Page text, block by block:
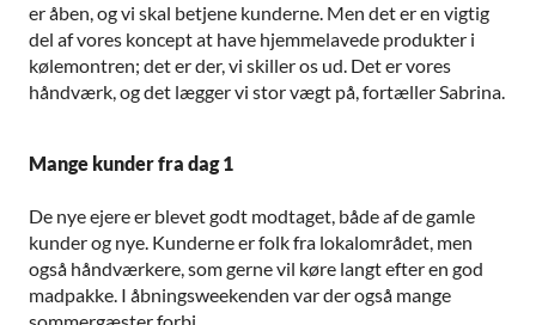
er åben, og vi skal betjene kunderne. Men det er en vigtig
del af vores koncept at have hjemmelavede produkter i
kølemontren; det er der, vi skiller os ud. Det er vores
håndværk, og det lægger vi stor vægt på, fortæller Sabrina.
Mange kunder fra dag 1
De nye ejere er blevet godt modtaget, både af de gamle
kunder og nye. Kunderne er folk fra lokalområdet, men
også håndværkere, som gerne vil køre langt efter en god
madpakke. I åbningsweekenden var der også mange